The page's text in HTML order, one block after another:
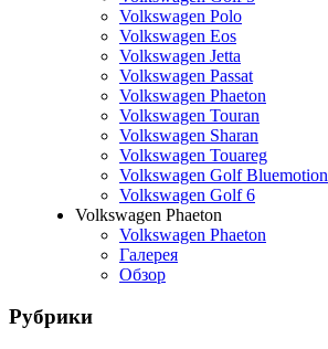
Volkswagen Polo
Volkswagen Eos
Volkswagen Jetta
Volkswagen Passat
Volkswagen Phaeton
Volkswagen Touran
Volkswagen Sharan
Volkswagen Touareg
Volkswagen Golf Bluemotion
Volkswagen Golf 6
Volkswagen Phaeton
Volkswagen Phaeton
Галерея
Обзор
Рубрики